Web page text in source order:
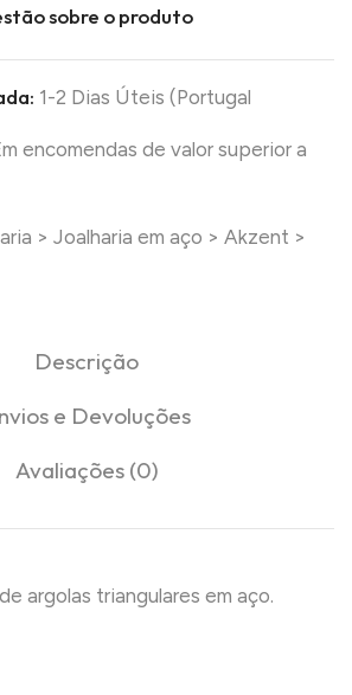
sobre o produto
1-2 Dias Úteis (Portugal
encomendas de valor superior a
> Joalharia em aço > Akzent >
Descrição
e Devoluções
Avaliações (0)
argolas triangulares em aço.